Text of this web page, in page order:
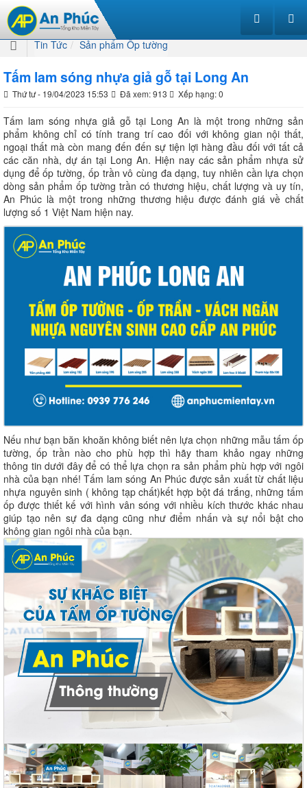
Tin Tức Sản phẩm Ốp tường
Tấm lam sóng nhựa giả gỗ tại Long An
Thứ tư - 19/04/2023 15:53 Đã xem: 913 Xếp hạng: 0
Tấm lam sóng nhựa giả gỗ tại Long An là một trong những sản
phẩm không chỉ có tính trang trí cao đối với không gian nội thất,
ngoại thất mà còn mang đến đến sự tiện lợi hàng đầu đối với tất cả
các căn nhà, dự án tại Long An. Hiện nay các sản phẩm nhựa sử
dụng để ốp tường, ốp trần vô cùng đa dạng, tuy nhiên cần lựa chọn
dòng sản phẩm ốp tường trần có thương hiệu, chất lượng và uy tín,
An Phúc là một trong những thương hiệu được đánh giá về chất
lượng số 1 Việt Nam hiện nay.
Nếu như bạn băn khoăn không biết nên lựa chọn những mẫu tấm ốp
tường, ốp trần nào cho phù hợp thì hãy tham khảo ngay những
thông tin dưới đây để có thể lựa chọn ra sản phẩm phù hợp với ngôi
nhà của bạn nhé! Tấm lam sóng An Phúc được sản xuất từ chất liệu
nhựa nguyên sinh ( không tạp chất)kết hợp bột đá trắng, những tấm
ốp được thiết kế với hình vân sóng với nhiều kích thước khác nhau
giúp tạo nên sự đa dạng cũng như điểm nhấn và sự nổi bật cho
không gian ngôi nhà của bạn.